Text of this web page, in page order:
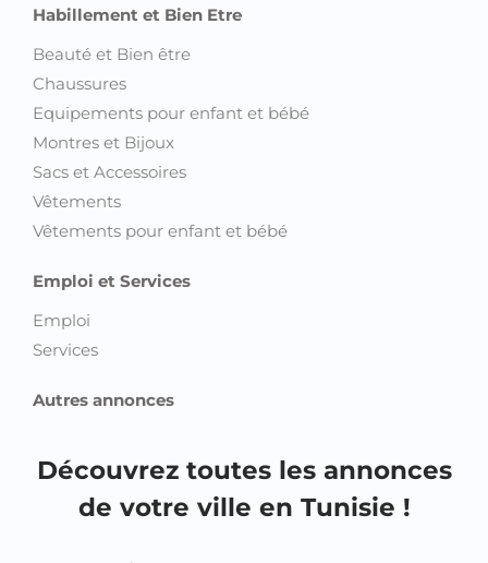
Habillement et Bien Etre
Beauté et Bien être
Chaussures
Equipements pour enfant et bébé
Montres et Bijoux
Sacs et Accessoires
Vêtements
Vêtements pour enfant et bébé
Emploi et Services
Emploi
Services
Autres annonces
Découvrez toutes les annonces
de votre ville en Tunisie !